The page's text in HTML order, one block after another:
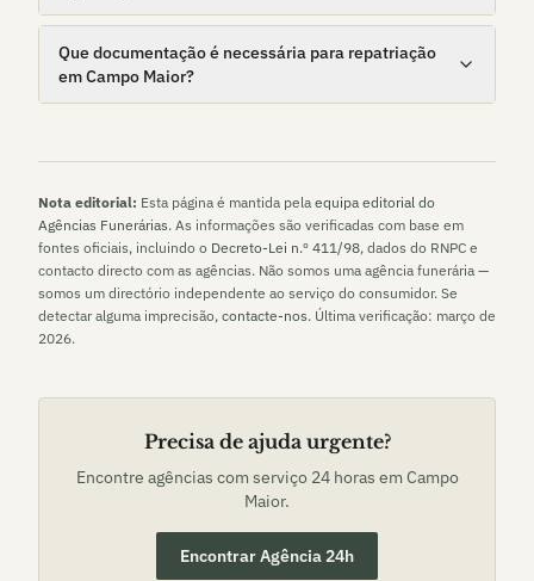
Que documentação é necessária para repatriação
em Campo Maior?
Nota editorial: Esta página é mantida pela equipa editorial do
Agências Funerárias. As informações são verificadas com base em
fontes oficiais, incluindo o Decreto-Lei n.º 411/98, dados do RNPC e
contacto directo com as agências. Não somos uma agência funerária —
somos um directório independente ao serviço do consumidor. Se
detectar alguma imprecisão, contacte-nos. Última verificação: março de
2026.
Precisa de ajuda urgente?
Encontre agências com serviço 24 horas em Campo
Maior.
Encontrar Agência 24h